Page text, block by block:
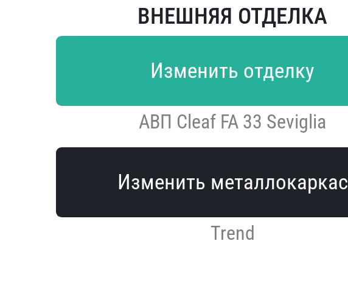
ВНЕШНЯЯ ОТДЕЛКА
Изменить отделку
АВП Cleaf FA 33 Seviglia
Изменить металлокаркас
Trend